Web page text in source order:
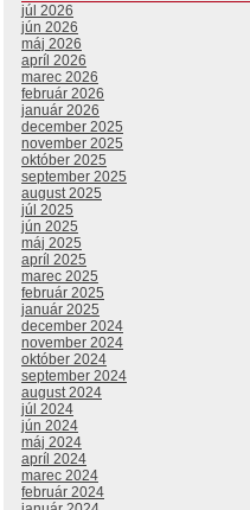
júl 2026
jún 2026
máj 2026
apríl 2026
marec 2026
február 2026
január 2026
december 2025
november 2025
október 2025
september 2025
august 2025
júl 2025
jún 2025
máj 2025
apríl 2025
marec 2025
február 2025
január 2025
december 2024
november 2024
október 2024
september 2024
august 2024
júl 2024
jún 2024
máj 2024
apríl 2024
marec 2024
február 2024